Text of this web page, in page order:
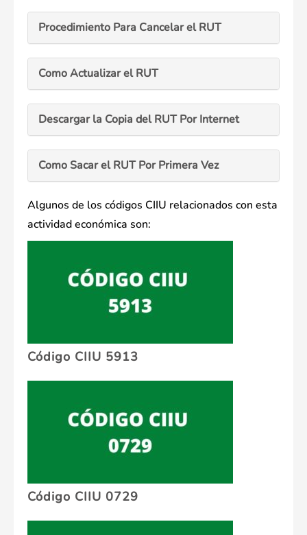
Procedimiento Para Cancelar el RUT
Como Actualizar el RUT
Descargar la Copia del RUT Por Internet
Como Sacar el RUT Por Primera Vez
Algunos de los códigos CIIU relacionados con esta
actividad económica son:
Código CIIU 5913
Código CIIU 0729